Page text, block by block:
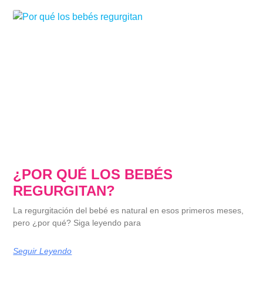
¿POR QUÉ LOS BEBÉS
REGURGITAN?
La regurgitación del bebé es natural en esos primeros meses,
pero ¿por qué? Siga leyendo para
Seguir Leyendo